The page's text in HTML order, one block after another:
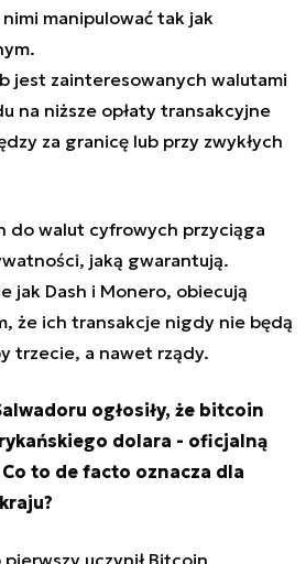
manipulować tak jak
jest zainteresowanych walutami
na niższe opłaty transakcyjne
za granicę lub przy zwykłych
do walut cyfrowych przyciąga
jaką gwarantują.
jak Dash i Monero, obiecują
że ich transakcje nigdy nie będą
trzecie, a nawet rządy.
ogłosiły, że bitcoin
dolara - oficjalną
to de facto oznacza dla
uczynił Bitcoin